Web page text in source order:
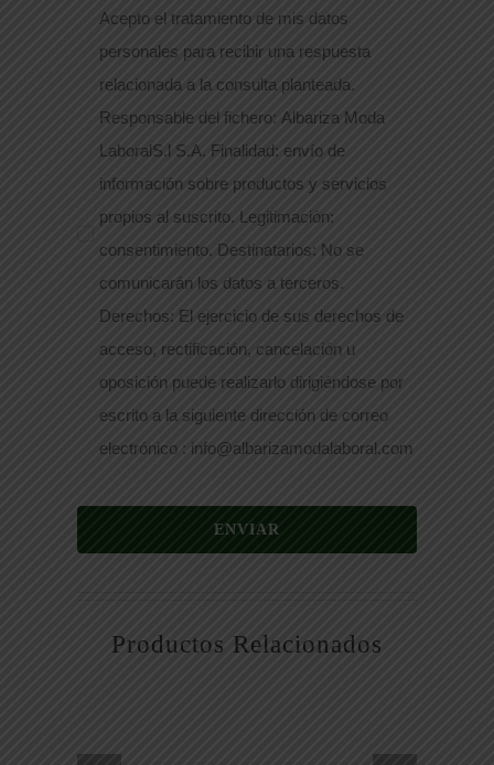
Acepto el tratamiento de mis datos
personales para recibir una respuesta
relacionada a la consulta planteada.
Responsable del fichero: Albariza Moda
LaboralS.l S.A. Finalidad: envío de
información sobre productos y servicios
propios al suscrito. Legitimación:
consentimiento. Destinatarios: No se
comunicarán los datos a terceros.
Derechos: El ejercicio de sus derechos de
acceso, rectificación, cancelación u
oposición puede realizarlo dirigiéndose por
escrito a la siguiente dirección de correo
electrónico : info@albarizamodalaboral.com
ENVIAR
Productos Relacionados